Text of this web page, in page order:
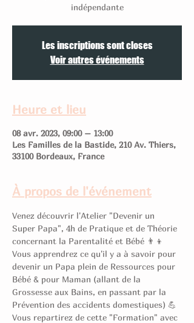
indépendante
Les inscriptions sont closes
Voir autres événements
Heure et lieu
08 avr. 2023, 09:00 – 13:00
Les Familles de la Bastide, 210 Av. Thiers,
33100 Bordeaux, France
À propos de l'événement
Venez découvrir l'Atelier "Devenir un
Super Papa", 4h de Pratique et de Théorie
concernant la Parentalité et Bébé 👨‍👦
Vous apprendrez ce qu'il y a à savoir pour
devenir un Papa plein de Ressources pour
Bébé & pour Maman (allant de la
Grossesse aux Bains, en passant par la
Prévention des accidents domestiques) 💪
Vous repartirez de cette "Formation" avec